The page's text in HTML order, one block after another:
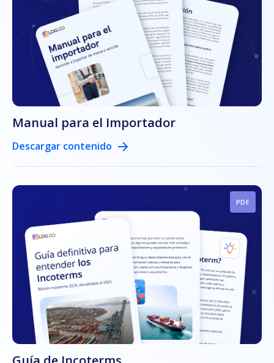
Manual para el Importador
Descargar contenido
PDF